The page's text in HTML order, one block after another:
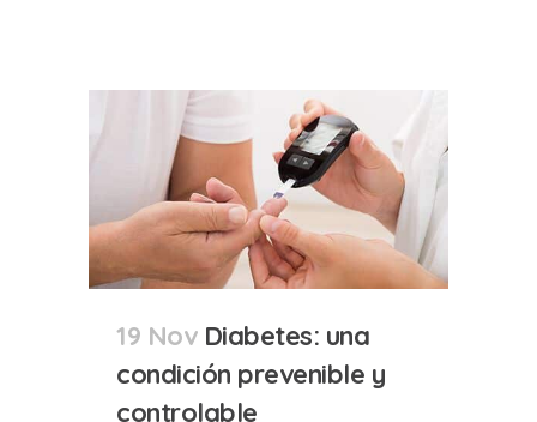
19 Nov Diabetes: una
condición prevenible y
controlable